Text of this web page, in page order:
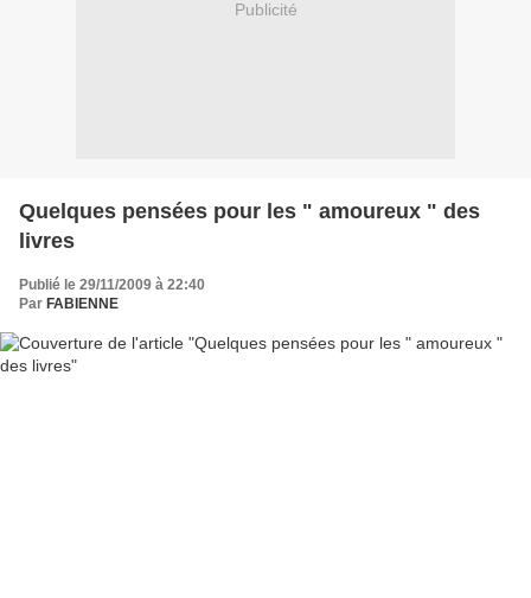
Publicité
Quelques pensées pour les " amoureux " des
livres
Publié le 29/11/2009 à 22:40
Par FABIENNE